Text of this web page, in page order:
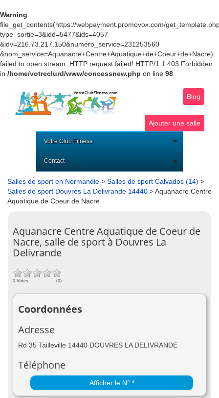
Warning:
file_get_contents(https://webpayment.promovox.com/
type_sortie=3&idd=5477&ids=4057
&idv=216.73.217.150&numero_service=231253560
&nom_service=Aquanacre+Centre+Aquatique+de+Coeur+de+Nacre):
failed to open stream: HTTP request failed! HTTP/1.1 403 Forbidden
in /home/votreclurd/www/concessnew.php on line 98
Blog
Ajouter une salle
Votre Club Fitness
Contact
Salles de sport en Normandie > Salles de sport Calvados (14) >
Salles de sport Douvres La Delivrande 14440 > Aquanacre Centre
Aquatique de Coeur de Nacre
Aquanacre Centre Aquatique de Coeur de
Nacre, salle de sport à Douvres La
Delivrande
0 Votes (0)
Coordonnées
Adresse
Rd 35 Tailleville 14440 DOUVRES LA DELIVRANDE
Téléphone
Afficher le N° *